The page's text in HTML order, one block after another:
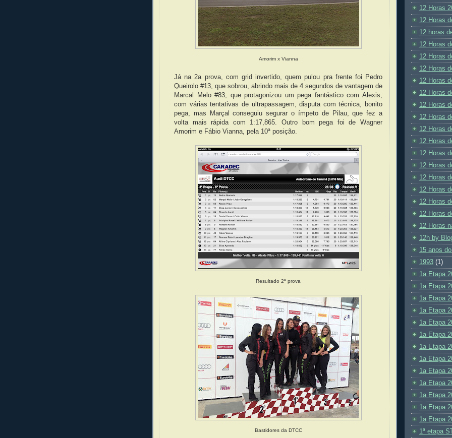
Amorim x Vianna
Já na 2a prova, com grid invertido, quem pulou pra frente foi Pedro
Queirolo #13, que sobrou, abrindo mais de 4 segundos de vantagem de
Marcal Melo #83, que protagonizou um pega fantástico com Alexis,
com várias tentativas de ultrapassagem, disputa com técnica, bonito
pega, mas Marçal conseguiu segurar o ímpeto de Pilau, que fez a
volta mais rápida com 1:17,865. Outro bom pega foi de Wagner
Amorim e Fábio Vianna, pela 10ª posição.
Resultado 2ª prova
Bastidores da DTCC
12 Horas
12 Horas
12 horas
12 Horas
12 Horas
12 Horas
12 Horas
12 Horas
12 Horas
12 Horas
12 Horas
12 Horas
12 Horas
12 Horas
12 Horas
12 Horas
12 Horas
12 Horas
12 Horas
12h by
15 anos
1993 (1)
1a Etapa
1a Etapa
1a Etapa
1a Etapa
1a Etapa
1a Etapa
1a Etapa
1a Etapa
1a Etapa
1a Etapa
1a Etapa
1a Etapa
1a Etapa
1ª etapa